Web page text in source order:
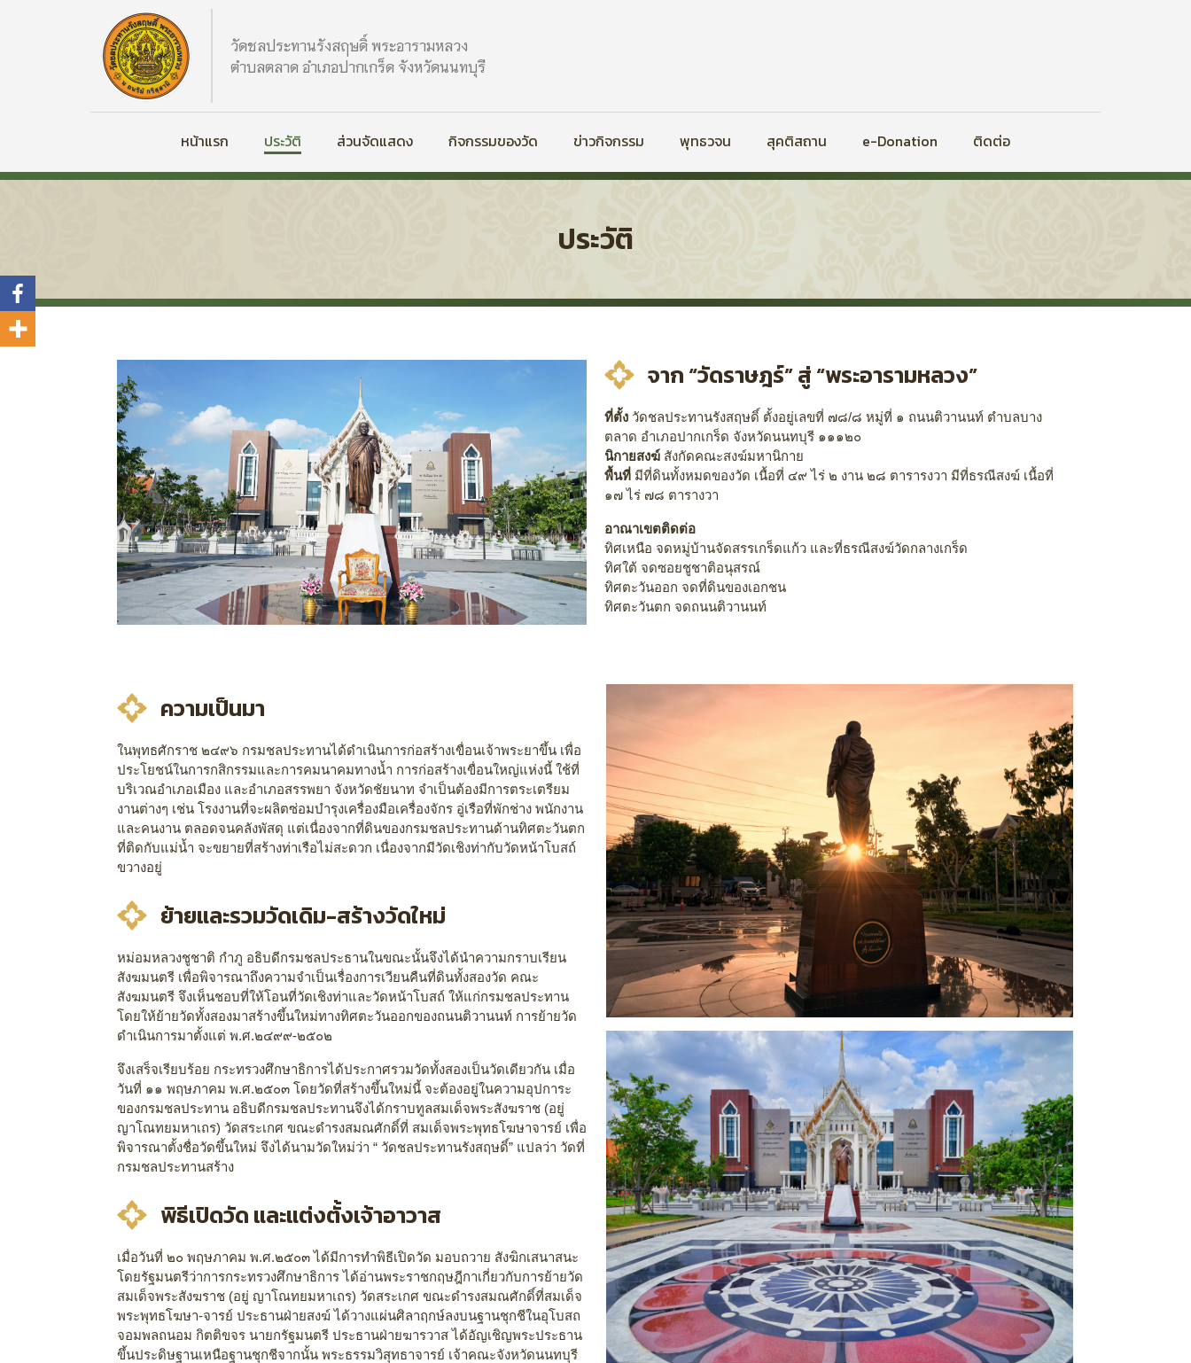
วัดชลประทานรังสฤษดิ์ พระอารามหลวง
ตำบลตลาด อำเภอปากเกร็ด จังหวัดนนทบุรี
หน้าแรก ประวัติ ส่วนจัดแสดง กิจกรรมของวัด ข่าวกิจกรรม พุทธวจน สุคติสถาน e-Donation ติดต่อ
ประวัติ
จาก “วัดราษฎร์” สู่ “พระอารามหลวง”
ที่ตั้ง วัดชลประทานรังสฤษดิ์ ตั้งอยู่เลขที่ ๗๘/๘ หมู่ที่ ๑ ถนนติวานนท์ ตำบลบาง
ตลาด อำเภอปากเกร็ด จังหวัดนนทบุรี ๑๑๑๒๐
นิกายสงฆ์ สังกัดคณะสงฆ์มหานิกาย
พื้นที่ มีที่ดินทั้งหมดของวัด เนื้อที่ ๔๙ ไร่ ๒ งาน ๒๘ ตารารงวา มีที่ธรณีสงฆ์ เนื้อที่
๑๗ ไร่ ๗๘ ตารางวา
อาณาเขตติดต่อ
ทิศเหนือ จดหมู่บ้านจัดสรรเกร็ดแก้ว และที่ธรณีสงฆ์วัดกลางเกร็ด
ทิศใต้ จดซอยชูชาติอนุสรณ์
ทิศตะวันออก จดที่ดินของเอกชน
ทิศตะวันตก จดถนนติวานนท์
ความเป็นมา
ในพุทธศักราช ๒๔๙๖ กรมชลประทานได้ดำเนินการก่อสร้างเขื่อนเจ้าพระยาขึ้น เพื่อ
ประโยชน์ในการกสิกรรมและการคมนาคมทางน้ำ การก่อสร้างเขื่อนใหญ่แห่งนี้ ใช้ที่
บริเวณอำเภอเมือง และอำเภอสรรพยา จังหวัดชัยนาท จำเป็นต้องมีการตระเตรียม
งานต่างๆ เช่น โรงงานที่จะผลิตซ่อมบำรุงเครื่องมือเครื่องจักร อู่เรือที่พักช่าง พนักงาน
และคนงาน ตลอดจนคลังพัสดุ แต่เนื่องจากที่ดินของกรมชลประทานด้านทิศตะวันตก
ที่ติดกับแม่น้ำ จะขยายที่สร้างท่าเรือไม่สะดวก เนื่องจากมีวัดเชิงท่ากับวัดหน้าโบสถ์
ขวางอยู่
ย้ายและรวมวัดเดิม-สร้างวัดใหม่
หม่อมหลวงชูชาติ กำภู อธิบดีกรมชลประธานในขณะนั้นจึงได้นำความกราบเรียน
สังฆมนตรี เพื่อพิจารณาถึงความจำเป็นเรื่องการเวียนคืนที่ดินทั้งสองวัด คณะ
สังฆมนตรี จึงเห็นชอบที่ให้โอนที่วัดเชิงท่าและวัดหน้าโบสถ์ ให้แก่กรมชลประทาน
โดยให้ย้ายวัดทั้งสองมาสร้างขึ้นใหม่ทางทิศตะวันออกของถนนติวานนท์ การย้ายวัด
ดำเนินการมาตั้งแต่ พ.ศ.๒๔๙๙-๒๕๐๒
จึงเสร็จเรียบร้อย กระทรวงศึกษาธิการได้ประกาศรวมวัดทั้งสองเป็นวัดเดียวกัน เมื่อ
วันที่ ๑๑ พฤษภาคม พ.ศ.๒๕๐๓ โดยวัดที่สร้างขึ้นใหม่นี้ จะต้องอยู่ในความอุปการะ
ของกรมชลประทาน อธิบดีกรมชลประทานจึงได้กราบทูลสมเด็จพระสังฆราช (อยู่
ญาโณทยมหาเถร) วัดสระเกศ ขณะดำรงสมณศักดิ์ที่ สมเด็จพระพุทธโฆษาจารย์ เพื่อ
พิจารณาตั้งชื่อวัดขึ้นใหม่ จึงได้นามวัดใหม่ว่า “ วัดชลประทานรังสฤษดิ์” แปลว่า วัดที่
กรมชลประทานสร้าง
พิธีเปิดวัด และแต่งตั้งเจ้าอาวาส
เมื่อวันที่ ๒๐ พฤษภาคม พ.ศ.๒๕๐๓ ได้มีการทำพิธีเปิดวัด มอบถวาย สังฆิกเสนาสนะ
โดยรัฐมนตรีว่าการกระทรวงศึกษาธิการ ได้อ่านพระราชกฤษฎีกาเกี่ยวกับการย้ายวัด
สมเด็จพระสังฆราช (อยู่ ญาโณทยมหาเถร) วัดสระเกศ ขณะดำรงสมณศักดิ์ที่สมเด็จ
พระพุทธโฆษา-จารย์ ประธานฝ่ายสงฆ์ ได้วางแผ่นศิลาฤกษ์ลงบนฐานชุกชีในอุโบสถ
จอมพลถนอม กิตติขจร นายกรัฐมนตรี ประธานฝ่ายฆารวาส ได้อัญเชิญพระประธาน
ขึ้นประดิษฐานเหนือฐานชุกชีจากนั้น พระธรรมวิสุทธาจารย์ เจ้าคณะจังหวัดนนทบุรี